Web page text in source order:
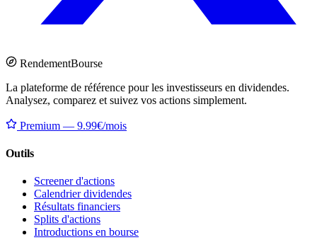
RendementBourse
La plateforme de référence pour les investisseurs en dividendes.
Analysez, comparez et suivez vos actions simplement.
Premium — 9.99€/mois
Outils
Screener d'actions
Calendrier dividendes
Résultats financiers
Splits d'actions
Introductions en bourse